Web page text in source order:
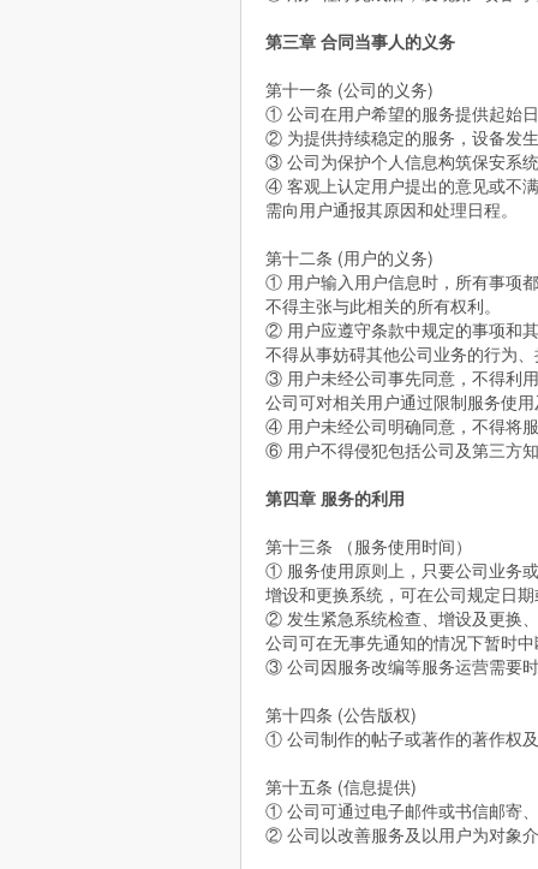
第三章 合同当事人的义务
第十一条 (公司的义务)
① 公司在用户希望的服务提供起始
② 为提供持续稳定的服务，设备发
③ 公司为保护个人信息构筑保安系
④ 客观上认定用户提出的意见或不
需向用户通报其原因和处理日程。
第十二条 (用户的义务)
① 用户输入用户信息时，所有事项
不得主张与此相关的所有权利。
② 用户应遵守条款中规定的事项和
不得从事妨碍其他公司业务的行为
③ 用户未经公司事先同意，不得利
公司可对相关用户通过限制服务使
④ 用户未经公司明确同意，不得将
⑥ 用户不得侵犯包括公司及第三方
第四章 服务的利用
第十三条 （服务使用时间）
① 服务使用原则上，只要公司业务
增设和更换系统，可在公司规定日
② 发生紧急系统检查、增设及更换
公司可在无事先通知的情况下暂时
③ 公司因服务改编等服务运营需要
第十四条 (公告版权)
① 公司制作的帖子或著作的著作权
第十五条 (信息提供)
① 公司可通过电子邮件或书信邮寄
② 公司以改善服务及以用户为对象